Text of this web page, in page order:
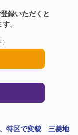
録いただくと
。
、特区で変貌 三菱地